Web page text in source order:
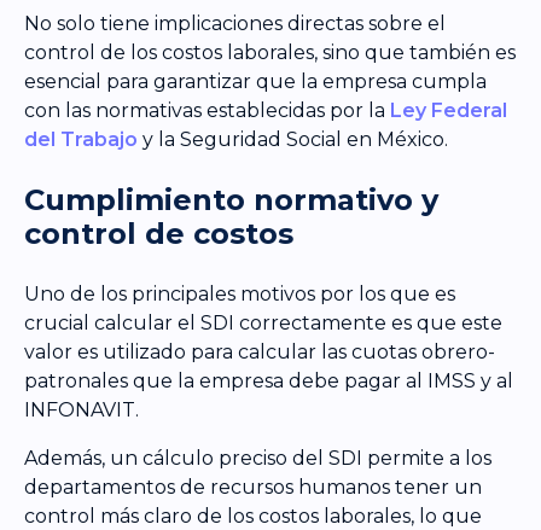
No solo tiene implicaciones directas sobre el
control de los costos laborales, sino que también es
esencial para garantizar que la empresa cumpla
con las normativas establecidas por la Ley Federal
del Trabajo y la Seguridad Social en México.
Cumplimiento normativo y
control de costos
Uno de los principales motivos por los que es
crucial calcular el SDI correctamente es que este
valor es utilizado para calcular las cuotas obrero-
patronales que la empresa debe pagar al IMSS y al
INFONAVIT.
Además, un cálculo preciso del SDI permite a los
departamentos de recursos humanos tener un
control más claro de los costos laborales, lo que